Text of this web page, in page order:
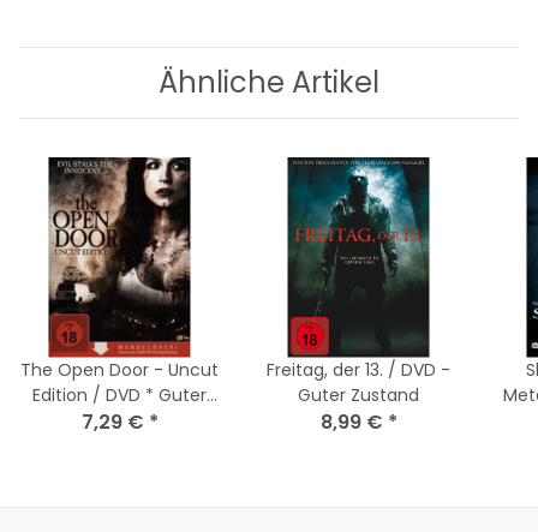
Ähnliche Artikel
The Open Door - Uncut
Edition / DVD * Guter
Zustand
7,29 € *
Freitag, der 13. / DVD -
Guter Zustand
8,99 € *